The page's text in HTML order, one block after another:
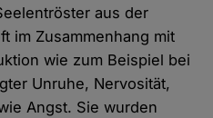
aus der
im Zusammenhang mit
wie zum Beispiel bei
Unruhe, Nervosität,
Angst. Sie wurden